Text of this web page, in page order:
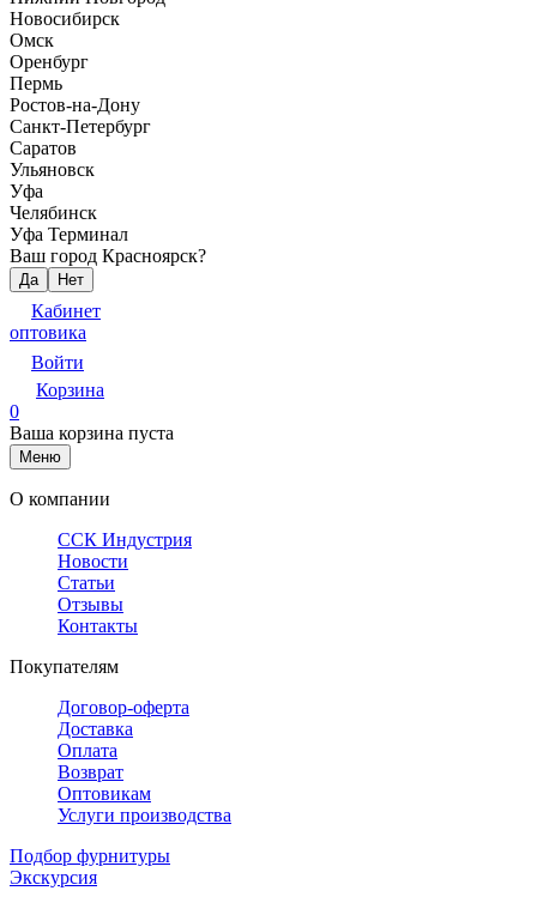
Новосибирск
Омск
Оренбург
Пермь
Ростов-на-Дону
Санкт-Петербург
Саратов
Ульяновск
Уфа
Челябинск
Уфа Терминал
Ваш город Красноярск?
Да Нет
Кабинет
оптовика
Войти
Корзина
0
Ваша корзина пуста
Меню
О компании
ССК Индустрия
Новости
Статьи
Отзывы
Контакты
Покупателям
Договор-оферта
Доставка
Оплата
Возврат
Оптовикам
Услуги производства
Подбор фурнитуры
Экскурсия